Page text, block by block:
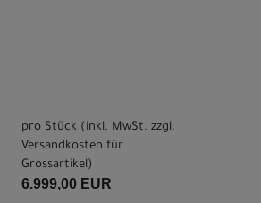
pro Stück (inkl. MwSt. zzgl.
Versandkosten für
Grossartikel )
6.999,00 EUR